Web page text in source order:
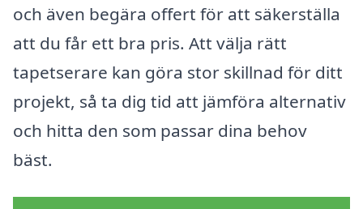
och även begära offert för att säkerställa
att du får ett bra pris. Att välja rätt
tapetserare kan göra stor skillnad för ditt
projekt, så ta dig tid att jämföra alternativ
och hitta den som passar dina behov
bäst.